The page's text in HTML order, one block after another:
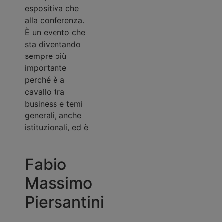
tantissimo
interesse e dal
punto di vista del
settore dei viaggi
è sicuramente un
momento
importantissimo,
e oggi qui si
respira davvero.”
espositiva che
alla conferenza.
È un evento che
sta diventando
sempre più
importante
perché è a
cavallo tra
business e temi
generali, anche
istituzionali, ed è
della situazione
in Italia su molte
tematiche che
passano intorno
al turismo di
Damiano
Sabatino
Western Europe
Travelport
“Personalmente
ritengo che
questo tipo di
Fabio
Massimo
Piersantini